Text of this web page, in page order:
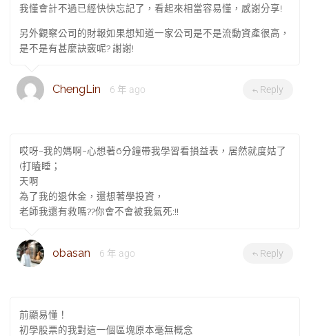
我懂會計不過已經快快忘記了，看起來相當容易懂，感謝分享!
另外觀察公司的財報如果想知道一家公司是不是流動資產很高，
是不是有甚麼訣竅呢? 謝謝!
ChengLin 6 年 ago Reply
哎呀~我的媽啊~心想著6分鐘帶我學習看損益表，居然就度姑了
(打瞌睡；
天啊
為了我的退休金，還想著學投資，
老師我還有救嗎??你會不會被我氣死:!!
obasan 6 年 ago Reply
前顯易懂！
初學股票的我對這一個區塊原本毫無概念